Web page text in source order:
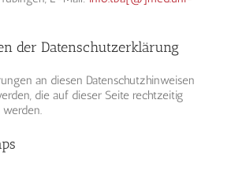
der Datenschutzerklärung
an diesen Datenschutzhinweisen
die auf dieser Seite rechtzeitig